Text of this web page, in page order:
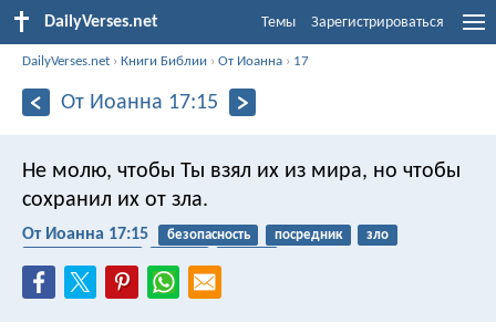
DailyVerses.net Темы Зарегистрироваться
DailyVerses.net ›Книги Библии ›От Иоанна › 17
От Иоанна 17:15
Не молю, чтобы Ты взял их из мира, но чтобы
сохранил их от зла.
От Иоанна 17:15 безопасность посредник
зло